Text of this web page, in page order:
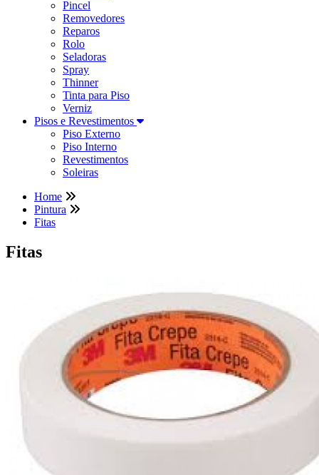
Pincel
Removedores
Reparos
Rolo
Seladoras
Spray
Thinner
Tinta para Piso
Verniz
Pisos e Revestimentos
Piso Externo
Piso Interno
Revestimentos
Soleiras
Home
Pintura
Fitas
Fitas